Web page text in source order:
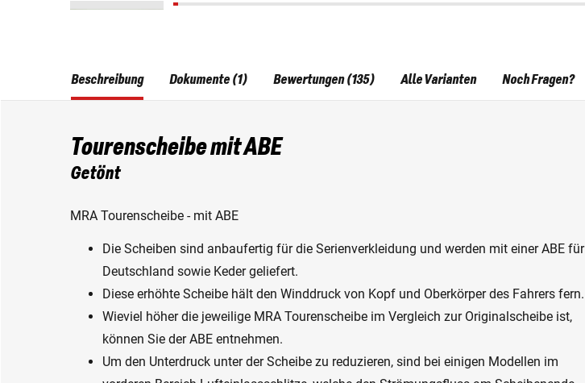
Beschreibung
Tourenscheibe mit ABE
Getönt
MRA Tourenscheibe - mit ABE
Die Scheiben sind anbaufertig für die Serienverkleidung und werden mit einer ABE für
Deutschland sowie Keder geliefert.
Diese erhöhte Scheibe hält den Winddruck von Kopf und Oberkörper des Fahrers fern.
Wieviel höher die jeweilige MRA Tourenscheibe im Vergleich zur Originalscheibe ist,
können Sie der ABE entnehmen.
Um den Unterdruck unter der Scheibe zu reduzieren, sind bei einigen Modellen im
Dokumente (1) Bewertungen (135) Alle Varianten Noch Fragen?